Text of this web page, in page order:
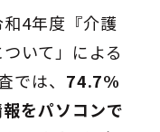
4年度『介護
いて」による
では、 74.7%
をパソコンで